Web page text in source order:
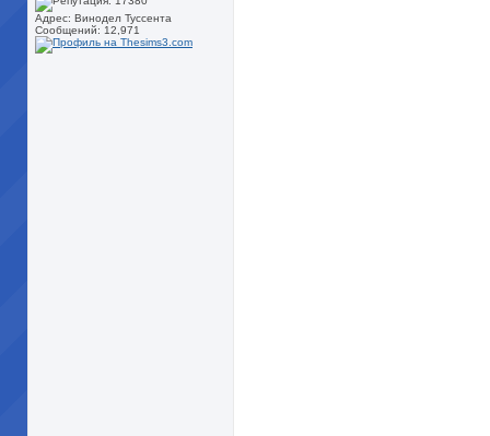
Адрес: Винодел Туссента
Сообщений: 12,971